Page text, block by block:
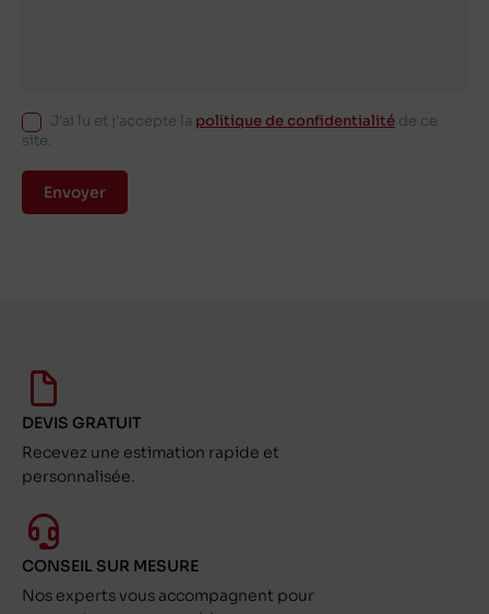
J'ai lu et j'accepte la politique de confidentialité de ce
site.
Envoyer
DEVIS GRATUIT
Recevez une estimation rapide et
personnalisée.
CONSEIL SUR MESURE
Nos experts vous accompagnent pour